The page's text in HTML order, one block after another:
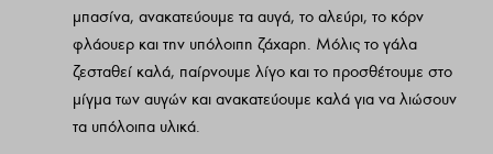
μπασίνα, ανακατεύουμε τα αυγά, το αλεύρι, το κόρν
φλάουερ και την υπόλοιπη ζάχαρη. Μόλις το γάλα
ζεσταθεί καλά, παίρνουμε λίγο και το προσθέτουμε στο
μίγμα των αυγών και ανακατεύουμε καλά για να λιώσουν
τα υπόλοιπα υλικά.